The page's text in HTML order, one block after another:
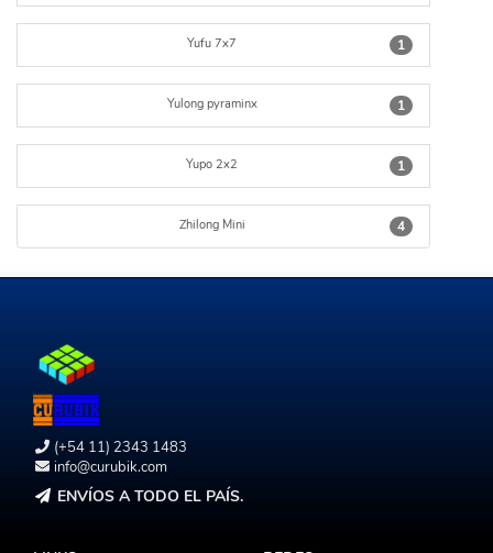
1
Yufu 7x7
1
Yulong pyraminx
1
Yupo 2x2
4
Zhilong Mini
(+54 11) 2343 1483
info@curubik.com
ENVÍOS A TODO EL PAÍS.